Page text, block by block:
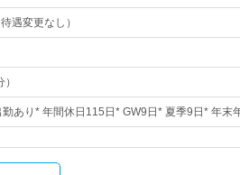
遇変更なし）
あり* 年間休日115日* GW9日* 夏季9日* 年末